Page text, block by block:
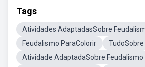
Tags
Atividades AdaptadasSobre
Feudalismo ParaColorir
Atividade AdaptadaSobre Feudalismo